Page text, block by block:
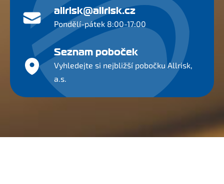
allrisk@allrisk.cz
Pondělí-pátek 8:00-17:00
Seznam poboček
Vyhledejte si nejbližší pobočku Allrisk,
a.s.